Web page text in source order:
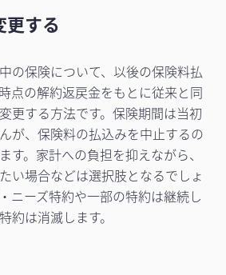
更する
の保険について、以後の保険料払
点の解約返戻金をもとに従来と同
更する方法です。保険期間は当初
が、保険料の払込みを中止するの
す。家計への負担を抑えながら、
い場合などは選択肢となるでしょ
ニーズ特約や一部の特約は継続し
約は消滅します。